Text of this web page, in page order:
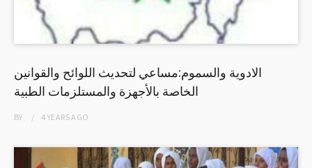
الادوية والسموم:مساعي لتحديث اللوائح والقوانين
الخاصة بالأجهزة والمستلزمات الطبية
BY 4 YEARSAGO